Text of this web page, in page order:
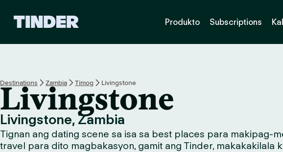
H
o
m
e
Produkto Subscriptions
Destinations Zambia Timog Livingstone
Livingstone
Livingstone, Zambia
Tignan ang dating scene sa isa sa best places para makipag-
travel para dito magbakasyon, gamit ang Tinder, makakakilala